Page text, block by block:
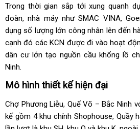
Trong thời gian sắp tới xung quanh
đoàn, nhà máy như SMAC VINA,
dụng số lượng lớn công nhân lên đến
cạnh đó các KCN được đi vào hoạt
dân cư lớn tạo nguồn cầu khổng lồ
Ninh.
Mô hình thiết kế hiện đại
Chợ Phương Liễu, Quế Võ – Bắc Ninh
kế gồm 4 khu chính Shophouse, Quầy